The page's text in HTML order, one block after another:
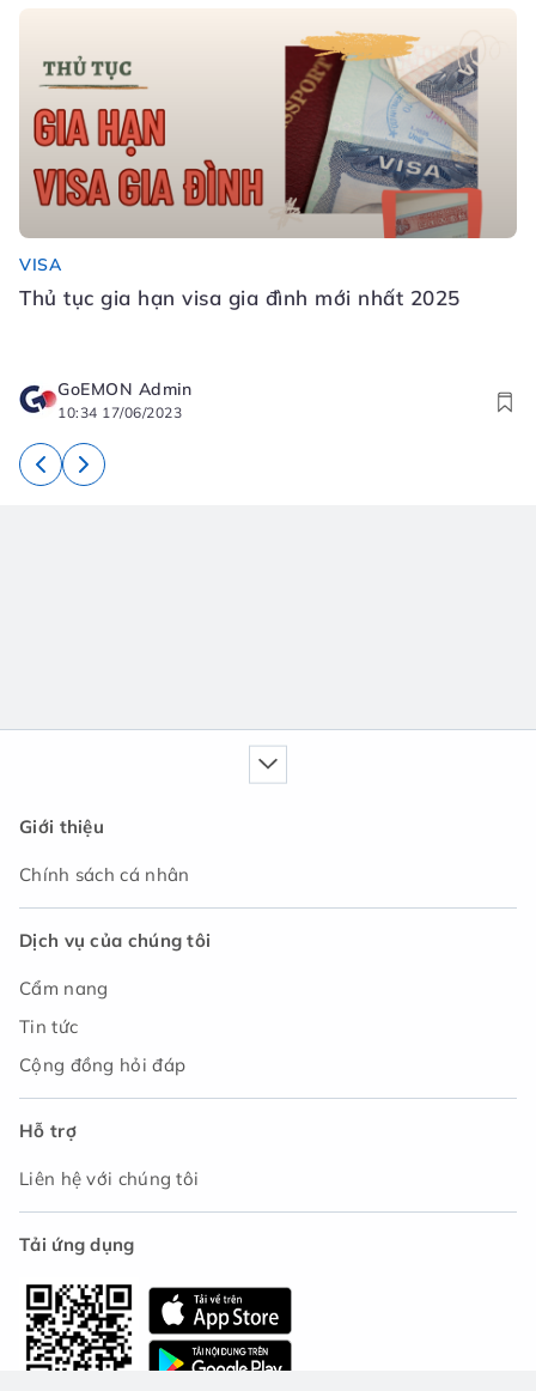
VISA
Thủ tục gia hạn visa gia đình mới nhất 2025
GoEMON Admin
10:34 17/06/2023
Giới thiệu
Chính sách cá nhân
Dịch vụ của chúng tôi
Cẩm nang
Tin tức
Cộng đồng hỏi đáp
Hỗ trợ
Liên hệ với chúng tôi
Tải ứng dụng